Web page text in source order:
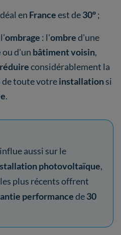
en Franceest de30°;
ombrage : l'ombred'une
ou d'un bâtiment voisin,
réduireconsidérablement la
de toute votreinstallationsi
.
influe aussi sur le
photovoltaïque,
les plus récents offrent
performancede30